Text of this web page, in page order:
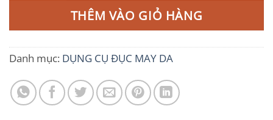
THÊM VÀO GIỎ HÀNG
Danh mục: DỤNG CỤ ĐỤC MAY DA